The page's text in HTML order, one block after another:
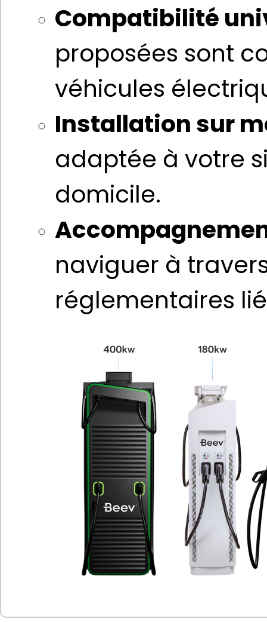
Compatibilité
proposées sont
véhicules
Installation sur
adaptée à votre
domicile.
naviguer à
réglementaires